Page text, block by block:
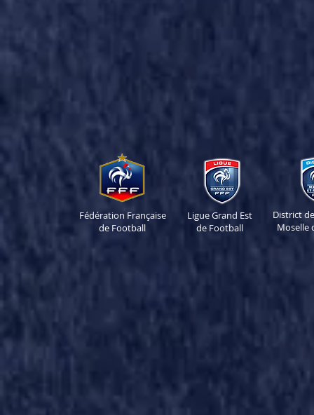
Fédération Française
de Football
Ligue Grand Est
de Football
District
Moselle